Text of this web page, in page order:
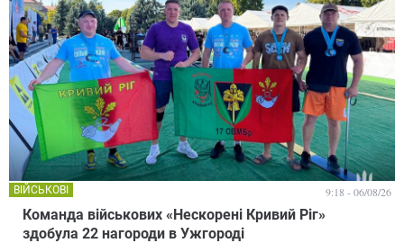
Команда військових «Нескорені Кривий Ріг»
здобула 22 нагороди в Ужгороді
ВІЙСЬКОВІ 9:18 - 06/08/26